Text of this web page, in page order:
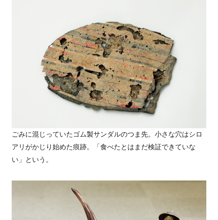
ごみに混じっていたゴム製サンダルのつま先。小さな穴はシロ
アリがかじり始めた痕跡。「食べたとはまだ検証できていな
い」という。